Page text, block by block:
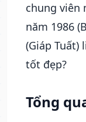
chung viên
năm 1986
(Giáp Tuất)
tốt đẹp?
Tổng